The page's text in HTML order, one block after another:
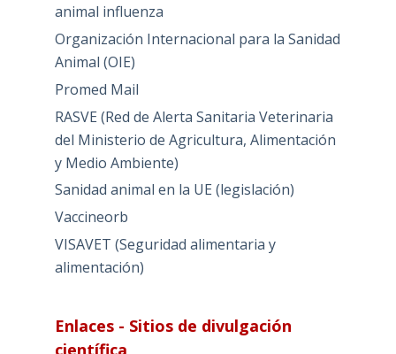
animal influenza
Organización Internacional para la Sanidad
Animal (OIE)
Promed Mail
RASVE (Red de Alerta Sanitaria Veterinaria
del Ministerio de Agricultura, Alimentación
y Medio Ambiente)
Sanidad animal en la UE (legislación)
Vaccineorb
VISAVET (Seguridad alimentaria y
alimentación)
Enlaces - Sitios de divulgación
científica